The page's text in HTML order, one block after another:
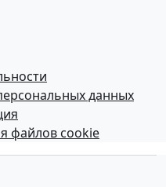
данных
файлов cookie